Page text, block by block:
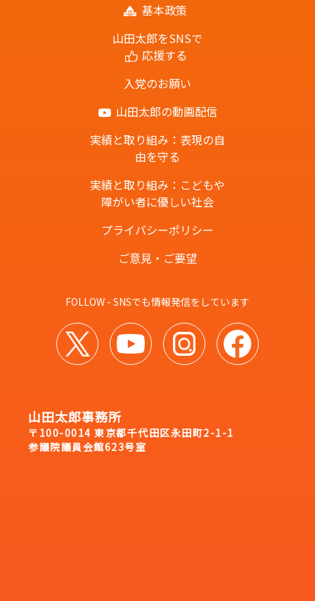
基本政策
山田太郎をSNSで
応援する
入党のお願い
山田太郎の動画配信
実績と取り組み：表現の自
由を守る
実績と取り組み：こどもや
障がい者に優しい社会
プライバシーポリシー
ご意見・ご要望
FOLLOW - SNSでも情報発信をしています
山田太郎事務所
〒100-0014 東京都千代田区永田町2-1-1
参議院議員会館623号室